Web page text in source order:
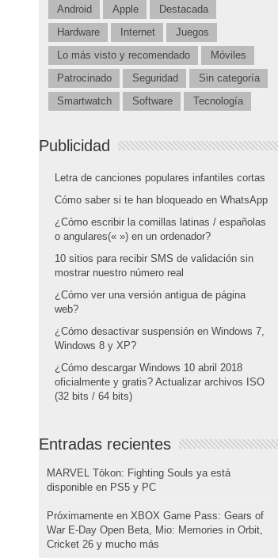
Android Apple
Destacada
Hardware
Internet
Juegos
Lo más visto y recomendado
Móviles
Patrocinado
Seguridad
Sin categoría
Smartwatch
Software Tecnología
Publicidad
Letra de canciones populares infantiles cortas
Cómo saber si te han bloqueado en WhatsApp
¿Cómo escribir la comillas latinas / españolas
o angulares(« ») en un ordenador?
10 sitios para recibir SMS de validación sin
mostrar nuestro número real
¿Cómo ver una versión antigua de página
web?
¿Cómo desactivar suspensión en Windows 7,
Windows 8 y XP?
¿Cómo descargar Windows 10 abril 2018
oficialmente y gratis? Actualizar archivos ISO
(32 bits / 64 bits)
Entradas recientes
MARVEL Tōkon: Fighting Souls ya está
disponible en PS5 y PC
Próximamente en XBOX Game Pass: Gears of
War E-Day Open Beta, Mio: Memories in Orbit,
Cricket 26 y mucho más